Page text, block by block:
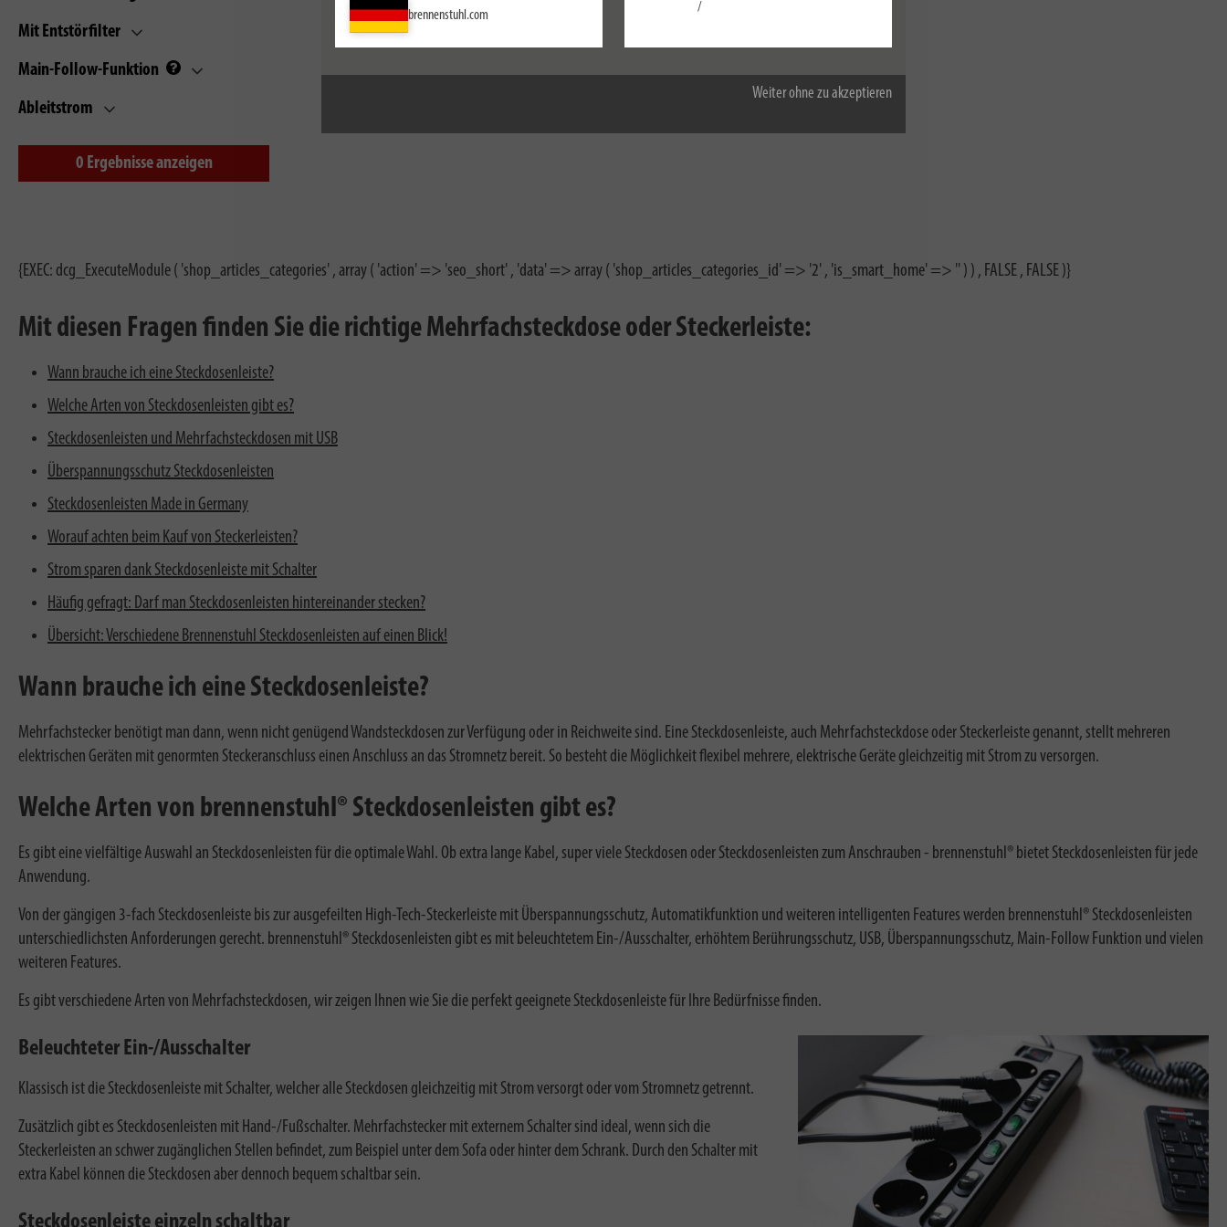
Alle akzeptieren
Weiter ohne zu akzeptieren
brennenstuhl.com
/
Mit Entstörfilter
Main-Follow-Funktion
Ableitstrom
0 Ergebnisse anzeigen
{EXEC: dcg_ExecuteModule ( 'shop_articles_categories' , array ( 'action' => 'seo_short' , 'data' => array ( 'shop_articles_categories_id' => '2' , 'is_smart_home' => '' ) ) , FALSE , FALSE )}
Mit diesen Fragen finden Sie die richtige Mehrfachsteckdose oder Steckerleiste:
Wann brauche ich eine Steckdosenleiste?
Welche Arten von Steckdosenleisten gibt es?
Steckdosenleisten und Mehrfachsteckdosen mit USB
Überspannungsschutz Steckdosenleisten
Steckdosenleisten Made in Germany
Worauf achten beim Kauf von Steckerleisten?
Strom sparen dank Steckdosenleiste mit Schalter
Häufig gefragt: Darf man Steckdosenleisten hintereinander stecken?
Übersicht: Verschiedene Brennenstuhl Steckdosenleisten auf einen Blick!
Wann brauche ich eine Steckdosenleiste?
Mehrfachstecker benötigt man dann, wenn nicht genügend Wandsteckdosen zur Verfügung oder in Reichweite sind. Eine Steckdosenleiste, auch Mehrfachsteckdose oder Steckerleiste genannt, stellt mehreren
elektrischen Geräten mit genormten Steckeranschluss einen Anschluss an das Stromnetz bereit. So besteht die Möglichkeit flexibel mehrere, elektrische Geräte gleichzeitig mit Strom zu versorgen.
Welche Arten von brennenstuhl® Steckdosenleisten gibt es?
Es gibt eine vielfältige Auswahl an Steckdosenleisten für die optimale Wahl. Ob extra lange Kabel, super viele Steckdosen oder Steckdosenleisten zum Anschrauben - brennenstuhl® bietet Steckdosenleisten für jede
Anwendung.
Von der gängigen 3-fach Steckdosenleiste bis zur ausgefeilten High-Tech-Steckerleiste mit Überspannungsschutz, Automatikfunktion und weiteren intelligenten Features werden brennenstuhl® Steckdosenleisten
unterschiedlichsten Anforderungen gerecht. brennenstuhl® Steckdosenleisten gibt es mit beleuchtetem Ein-/Ausschalter, erhöhtem Berührungsschutz, USB, Überspannungsschutz, Main-Follow Funktion und vielen
weiteren Features.
Es gibt verschiedene Arten von Mehrfachsteckdosen, wir zeigen Ihnen wie Sie die perfekt geeignete Steckdosenleiste für Ihre Bedürfnisse finden.
Beleuchteter Ein-/Ausschalter
Klassisch ist die Steckdosenleiste mit Schalter, welcher alle Steckdosen gleichzeitig mit Strom versorgt oder vom Stromnetz getrennt.
Zusätzlich gibt es Steckdosenleisten mit Hand-/Fußschalter. Mehrfachstecker mit externem Schalter sind ideal, wenn sich die
Steckerleisten an schwer zugänglichen Stellen befindet, zum Beispiel unter dem Sofa oder hinter dem Schrank. Durch den Schalter mit
extra Kabel können die Steckdosen aber dennoch bequem schaltbar sein.
Steckdosenleiste einzeln schaltbar